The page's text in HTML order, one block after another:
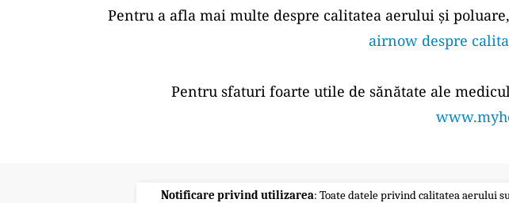
Pentru a afla mai multe despre calitatea aerului și
airnow despre
Pentru sfaturi foarte utile de sănătate ale
Notificare privind utilizarea: Toate datele privind calitatea aerului